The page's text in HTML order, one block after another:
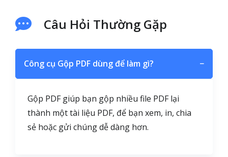
Câu Hỏi Thường Gặp
Công cụ Gộp PDF dùng để làm gì? −
Gộp PDF giúp bạn gộp nhiều file PDF lại
thành một tài liệu PDF, để bạn xem, in, chia
sẻ hoặc gửi chúng dễ dàng hơn.